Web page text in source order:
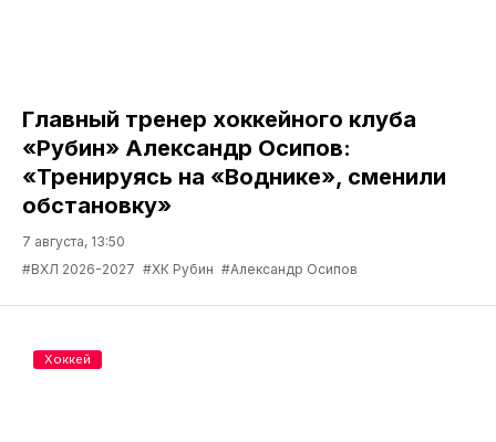
Главный тренер хоккейного клуба
«Рубин» Александр Осипов:
«Тренируясь на «Воднике», сменили
обстановку»
7 августа, 13:50
#ВХЛ 2026-2027 #ХК Рубин #Александр Осипов
Хоккей